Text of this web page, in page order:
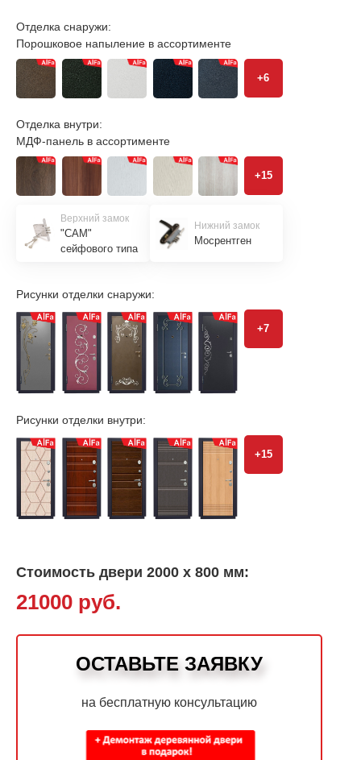
Отделка снаружи:
Порошковое напыление в ассортименте
+6
Отделка внутри:
МДФ-панель в ассортименте
+15
Верхний замок
"САМ"
сейфового типа
Нижний замок
Мосрентген
Рисунки отделки снаружи:
+7
Рисунки отделки внутри:
+15
Стоимость двери 2000 х 800 мм:
21000 руб.
ОСТАВЬТЕ ЗАЯВКУ
на бесплатную консультацию